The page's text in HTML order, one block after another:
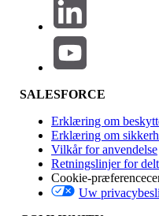
Funktionspåvirkning
Version
SALESFORCE
Erklæring om
Erklæring om
Vilkår for anvendelse
Retningslinjer for
Cookie-
Uw